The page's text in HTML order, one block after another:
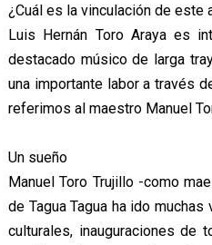
¿Cuál es la vinculación de
Luis Hernán Toro Araya es
destacado músico de larga
una importante labor a través
referimos al maestro Manuel
Un sueño
Manuel Toro Trujillo -como
de Tagua Tagua ha ido
culturales, inauguraciones de